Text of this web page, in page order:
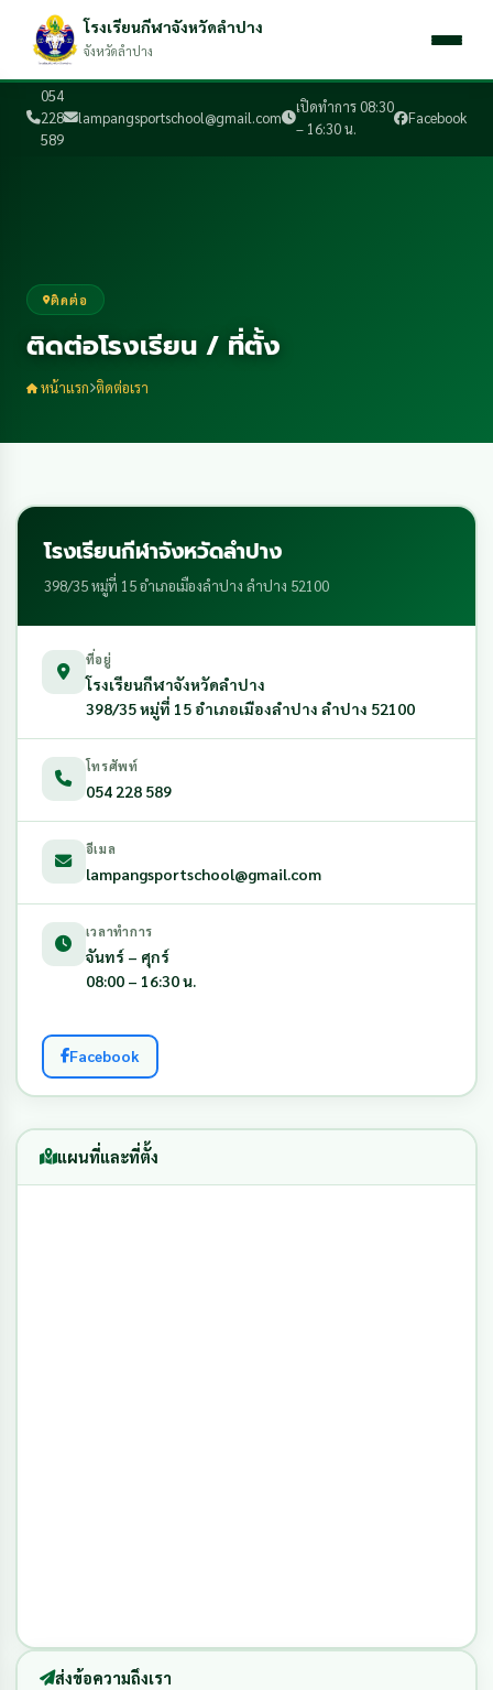
054
228
589
lampangsportschool@gmail.com
เปิดทำการ 08:30
– 16:30 น.
Facebook
โรงเรียนกีฬาจังหวัดลำปาง
จังหวัดลำปาง
ติดต่อ
ติดต่อโรงเรียน / ที่ตั้ง
หน้าแรก ติดต่อเรา
โรงเรียนกีฬาจังหวัดลำปาง
398/35 หมู่ที่ 15 อำเภอเมืองลำปาง ลำปาง 52100
ที่อยู่
โรงเรียนกีฬาจังหวัดลำปาง
398/35 หมู่ที่ 15 อำเภอเมืองลำปาง ลำปาง 52100
โทรศัพท์
054 228 589
อีเมล
lampangsportschool@gmail.com
เวลาทำการ
จันทร์ – ศุกร์
08:00 – 16:30 น.
Facebook
แผนที่และที่ตั้ง
ส่งข้อความถึงเรา